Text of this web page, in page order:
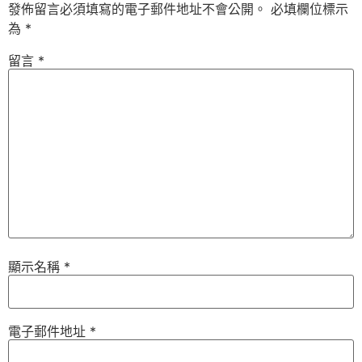
發佈留言必須填寫的電子郵件地址不會公開。 必填欄位標示
為 *
留言 *
顯示名稱 *
電子郵件地址 *